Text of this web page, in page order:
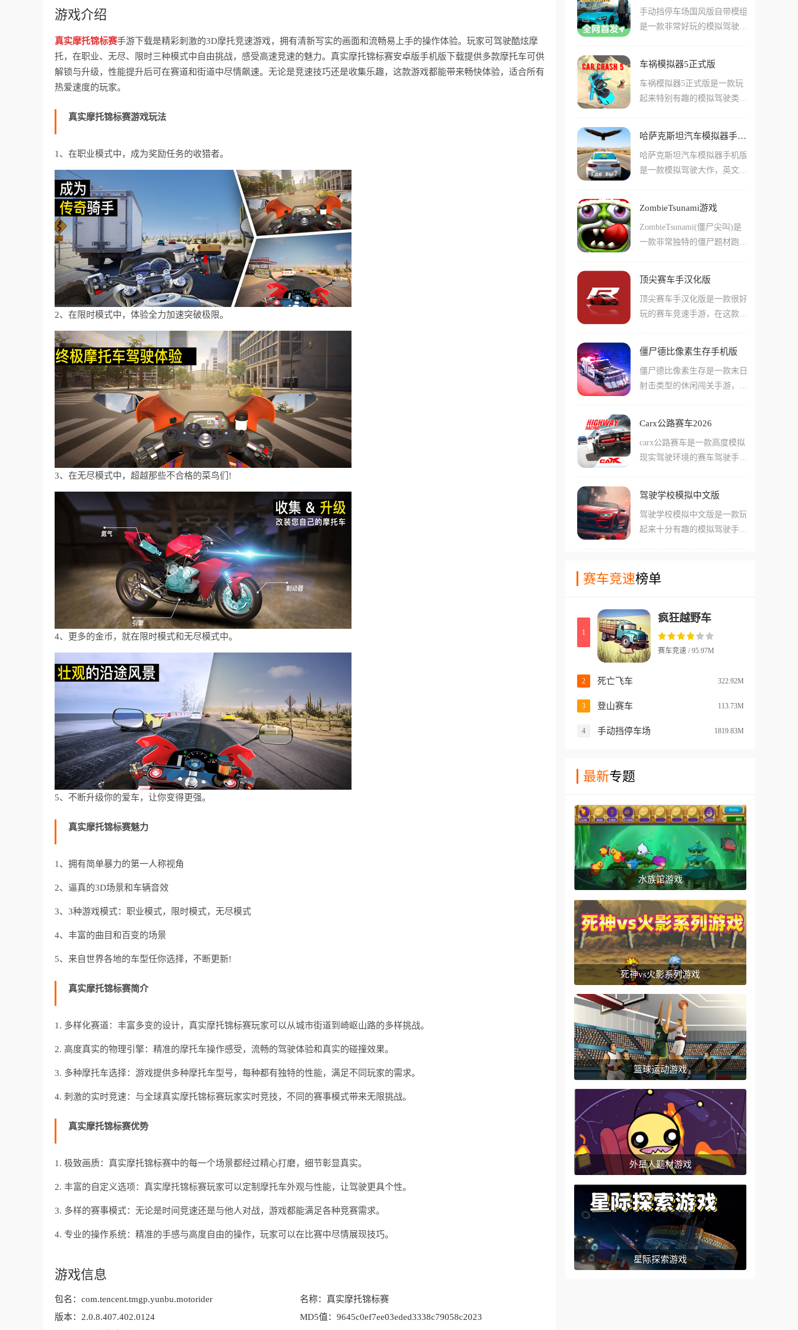
游戏介绍
真实摩托锦标赛手游下载是精彩刺激的3D摩托竞速游戏，拥有清新写实的画面和流畅易上手的操作体验。玩家可驾驶酷炫摩
托，在职业、无尽、限时三种模式中自由挑战，感受高速竞速的魅力。真实摩托锦标赛安卓版手机版下载提供多款摩托车可供
解锁与升级，性能提升后可在赛道和街道中尽情飙速。无论是竞速技巧还是收集乐趣，这款游戏都能带来畅快体验，适合所有
热爱速度的玩家。
真实摩托锦标赛游戏玩法
1、在职业模式中，成为奖励任务的收猎者。
2、在限时模式中，体验全力加速突破极限。
3、在无尽模式中，超越那些不合格的菜鸟们!
4、更多的金币，就在限时模式和无尽模式中。
5、不断升级你的爱车，让你变得更强。
真实摩托锦标赛魅力
1、拥有简单暴力的第一人称视角
2、逼真的3D场景和车辆音效
3、3种游戏模式：职业模式，限时模式，无尽模式
4、丰富的曲目和百变的场景
5、来自世界各地的车型任你选择，不断更新!
真实摩托锦标赛简介
1. 多样化赛道：丰富多变的设计，真实摩托锦标赛玩家可以从城市街道到崎岖山路的多样挑战。
2. 高度真实的物理引擎：精准的摩托车操作感受，流畅的驾驶体验和真实的碰撞效果。
3. 多种摩托车选择：游戏提供多种摩托车型号，每种都有独特的性能，满足不同玩家的需求。
4. 刺激的实时竞速：与全球真实摩托锦标赛玩家实时竞技，不同的赛事模式带来无限挑战。
真实摩托锦标赛优势
1. 极致画质：真实摩托锦标赛中的每一个场景都经过精心打磨，细节彰显真实。
2. 丰富的自定义选项：真实摩托锦标赛玩家可以定制摩托车外观与性能，让驾驶更具个性。
3. 多样的赛事模式：无论是时间竞速还是与他人对战，游戏都能满足各种竞赛需求。
4. 专业的操作系统：精准的手感与高度自由的操作，玩家可以在比赛中尽情展现技巧。
游戏信息
包名： com.tencent.tmgp.yunbu.motorider 名称： 真实摩托锦标赛
版本： 2.0.8.407.402.0124 MD5值： 9645c0ef7ee03eded3338c79058c2023
感，大大增强了游戏的沉浸
感。玩家将扮演驾驶员，在复
同的车辆来完成各种停车任
挡操作，玩家需要根据真实的
驾驶方式来进行操作，观察车
手动挡停车场国风版自带模组
是一款非常好玩的模拟驾驶类
车辆模型，还有不少可以用来
解锁的车辆！游戏中玩家们可
以比赛获取金币用来升级车辆
游戏中还加入了很多mod，其
国产车，比如小米su7这些，
在这款游戏中都是能够体验到
车祸模拟器5正式版
车祸模拟器5正式版是一款玩
起来特别有趣的模拟驾驶类手
要素。在游戏中还有不少的障
碍物和各种模拟的撞击场景，
玩家们可以选择在这些特定的
景！游戏中还有很多不同种类
巴卡车等多种不同车辆，这些
车辆在撞击的时候的场面也非
哈萨克斯坦汽车模拟器手机版
哈萨克斯坦汽车模拟器手机版
是一款模拟驾驶大作，英文名
传统赛车，而是一个极其硬核
的开放世界，你将扮演一名穿
梭在哈萨克斯坦街头的顶级车
超跑，只要你技术够硬，这片
ZombieTsunami游戏
ZombieTsunami(僵尸尖叫)是
一款非常独特的僵尸题材跑酷
奔跑。游戏中的僵尸形象夸
张，拥有绿色皮肤和硕大的眼
珠，伴随着凄厉的叫声一路狂
集金币，感染沿途的人类，每
加一名成员。游戏中还有各种
有趣的道具和变身系统，玩家
海啸、忍者等强大形态，推翻
顶尖赛车手汉化版
顶尖赛车手汉化版是一款很好
玩的赛车竞速手游，在这款手
的赛车车辆参与比赛！在游戏
中玩家们可以改装非常多不同
种类的部件，还能直接更换发
通过改装后的赛车会有千奇百
自己配合自己喜欢的玩法，更
好的优化这些车辆的表现！
僵尸德比像素生存手机版
僵尸德比像素生存是一款末日
射击类型的休闲闯关手游，游
进化，从初始的破旧车辆到武
装到牙齿的水箱坦克，每一部
车都能让你改装，玩家需要穿
地图，通过击杀僵尸、完成高
段充满硝烟的生存故事。
Carx公路赛车2026
carx公路赛车是一款高度模拟
现实驾驶环境的赛车驾驶手
跑车赛车，游戏中的驾驶模拟
做的非常精细，包括车辆悬架
的一些小的细节，都会影响到
不断刷新更多强力的车辆零件
他的载具，体验不同的驾驶乐
趣！
驾驶学校模拟中文版
驾驶学校模拟中文版是一款玩
起来十分有趣的模拟驾驶手
游戏中玩家们还能简单的搜索
优质的引擎来体验真实的驾驶
感受。游戏中有不少的驾驶基
础是比较好应对的，还有能训
练玩家们驾驶真正车辆的能
力，如果在考驾照的玩家，这
赛车竞速榜单
1
疯狂越野车
赛车竞速 / 95.97M
2 死亡飞车 322.92M
3 登山赛车 113.73M
4 手动挡停车场 1819.83M
最新专题
水族馆游戏
死神vs火影系列游戏
篮球运动游戏
外星人题材游戏
星际探索游戏